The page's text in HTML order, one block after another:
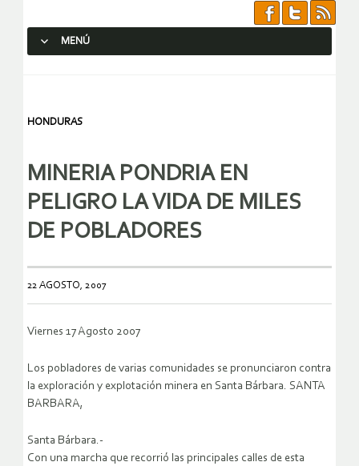
MENÚ
HONDURAS
MINERIA PONDRIA EN
PELIGRO LA VIDA DE MILES
DE POBLADORES
22 AGOSTO, 2007
Viernes 17 Agosto 2007
Los pobladores de varias comunidades se pronunciaron contra
la exploración y explotación minera en Santa Bárbara. SANTA
BARBARA,
Santa Bárbara.-
Con una marcha que recorrió las principales calles de esta